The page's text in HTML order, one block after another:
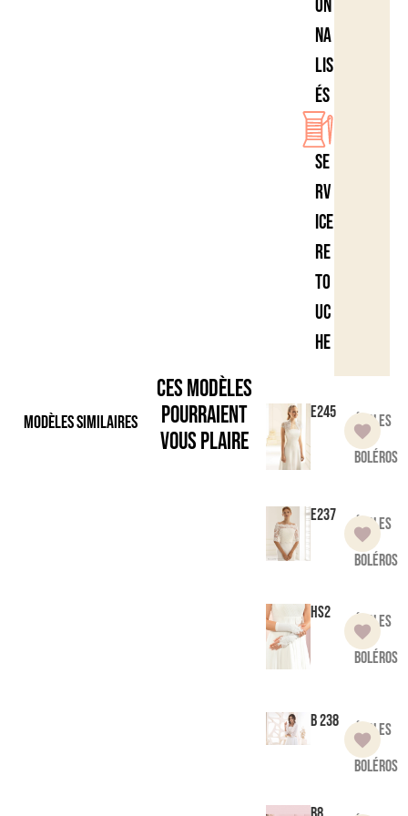
on
na
lis
és
Se
rv
ice
re
to
uc
he
Modèles similaires
Ces modèles
pourraient
vous plaire
E245
Étoles
et
boléros
E237
Étoles
et
boléros
HS2
Étoles
et
boléros
B 238
Étoles
et
boléros